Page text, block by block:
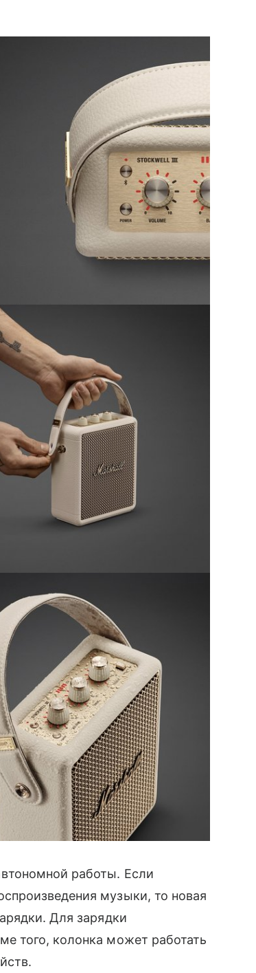
работы. Если
музыки, то новая
Для зарядки
того, колонка может работать